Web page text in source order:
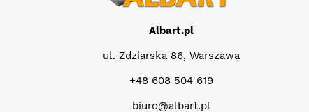
Albart.pl
ul. Zdziarska 86, Warszawa
+48 608 504 619
biuro@albart.pl